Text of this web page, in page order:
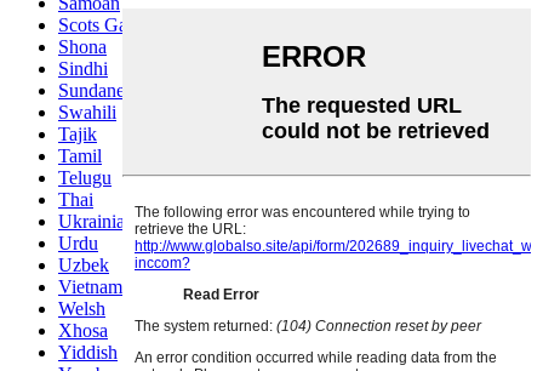
Scots Gaelic
Shona
Sindhi
Sundanese
Swahili
Tajik
Tamil
Telugu
Thai
Ukrainian
Urdu
Uzbek
Vietnamese
Welsh
Xhosa
Yiddish